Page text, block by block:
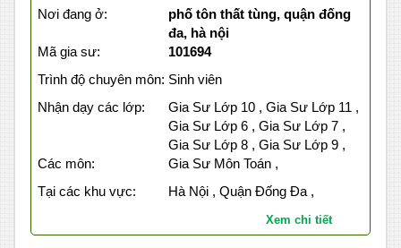
Nơi đang ở:
phố tôn thất tùng, quận đống
đa, hà nội
Mã gia sư:
101694
Trình độ chuyên môn: Sinh viên
Nhận dạy các lớp:
Gia Sư Lớp 10 , Gia Sư Lớp 11 ,
Gia Sư Lớp 6 , Gia Sư Lớp 7 ,
Gia Sư Lớp 8 , Gia Sư Lớp 9 ,
Các môn:
Gia Sư Môn Toán ,
Tại các khu vực:
Hà Nội , Quận Đống Đa ,
Xem chi tiết